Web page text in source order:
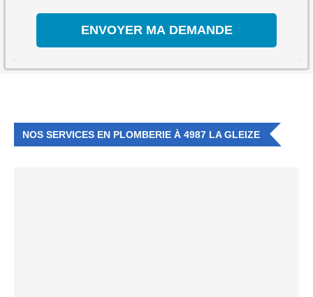
NOS SERVICES EN PLOMBERIE À 4987 LA GLEIZE